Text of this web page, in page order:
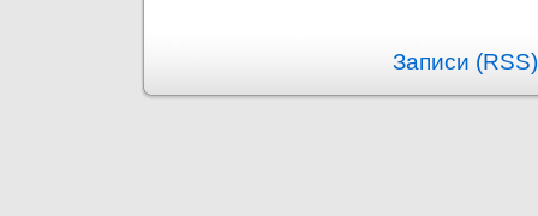
Записи (RSS)